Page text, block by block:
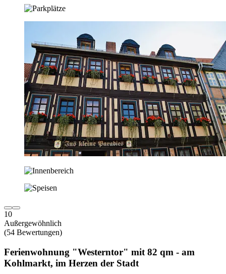
10
Außergewöhnlich
(54 Bewertungen)
Ferienwohnung "Westerntor" mit 82 qm - am
Kohlmarkt, im Herzen der Stadt